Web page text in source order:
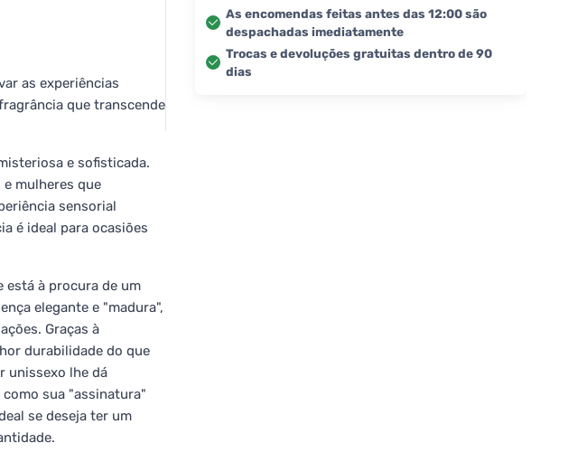
as experiências
que transcende
e sofisticada.
mulheres que
sensorial
é ideal para ocasiões
está à procura de um
elegante e "madura",
Graças à
durabilidade do que
unissexo lhe dá
sua "assinatura"
se deseja ter um
As encomendas feitas antes das 12:00 são
despachadas imediatamente
Trocas e devoluções gratuitas dentro de 90
dias